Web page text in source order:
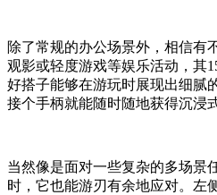
除了常规的办公场景外，相信有
观影或轻度游戏等娱乐活动，其
好搭子能够在游玩时展现出细腻
接个手柄就能随时随地获得沉浸
当然像是面对一些复杂的多场景
时，它也能游刃有余地应对。左